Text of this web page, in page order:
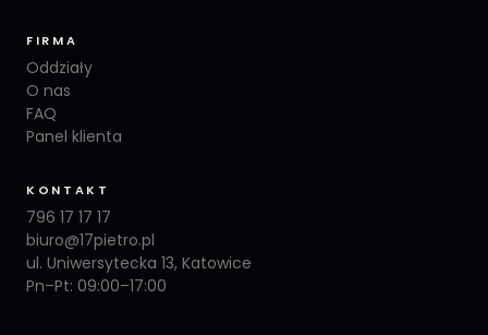
FIRMA
Oddziały
O nas
FAQ
Panel klienta
KONTAKT
796 17 17 17
biuro@17pietro.pl
ul. Uniwersytecka 13, Katowice
Pn–Pt: 09:00–17:00